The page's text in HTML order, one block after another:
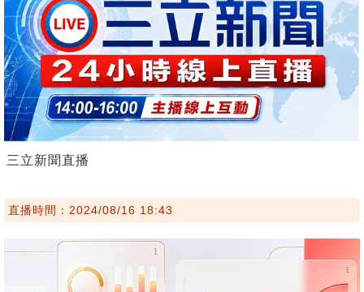
三立新聞直播
直播時間：2024/08/16 18:43